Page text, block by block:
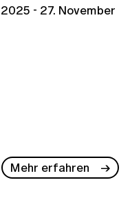
- 27. November
Mehr erfahren